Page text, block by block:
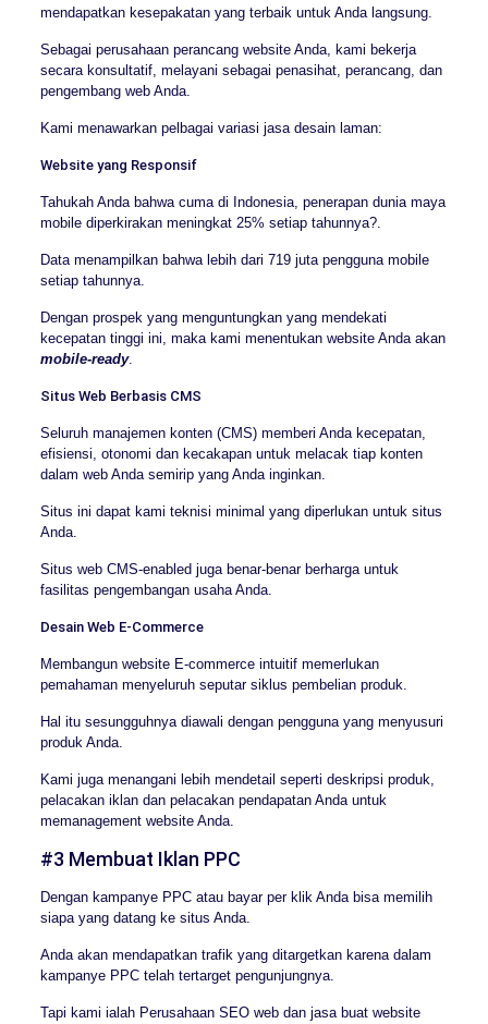
mendapatkan kesepakatan yang terbaik untuk Anda langsung.
Sebagai perusahaan perancang website Anda, kami bekerja
secara konsultatif, melayani sebagai penasihat, perancang, dan
pengembang web Anda.
Kami menawarkan pelbagai variasi jasa desain laman:
Website yang Responsif
Tahukah Anda bahwa cuma di Indonesia, penerapan dunia maya
mobile diperkirakan meningkat 25% setiap tahunnya?.
Data menampilkan bahwa lebih dari 719 juta pengguna mobile
setiap tahunnya.
Dengan prospek yang menguntungkan yang mendekati
kecepatan tinggi ini, maka kami menentukan website Anda akan
mobile-ready.
Situs Web Berbasis CMS
Seluruh manajemen konten (CMS) memberi Anda kecepatan,
efisiensi, otonomi dan kecakapan untuk melacak tiap konten
dalam web Anda semirip yang Anda inginkan.
Situs ini dapat kami teknisi minimal yang diperlukan untuk situs
Anda.
Situs web CMS-enabled juga benar-benar berharga untuk
fasilitas pengembangan usaha Anda.
Desain Web E-Commerce
Membangun website E-commerce intuitif memerlukan
pemahaman menyeluruh seputar siklus pembelian produk.
Hal itu sesungguhnya diawali dengan pengguna yang menyusuri
produk Anda.
Kami juga menangani lebih mendetail seperti deskripsi produk,
pelacakan iklan dan pelacakan pendapatan Anda untuk
memanagement website Anda.
#3 Membuat Iklan PPC
Dengan kampanye PPC atau bayar per klik Anda bisa memilih
siapa yang datang ke situs Anda.
Anda akan mendapatkan trafik yang ditargetkan karena dalam
kampanye PPC telah tertarget pengunjungnya.
Tapi kami ialah Perusahaan SEO web dan jasa buat website